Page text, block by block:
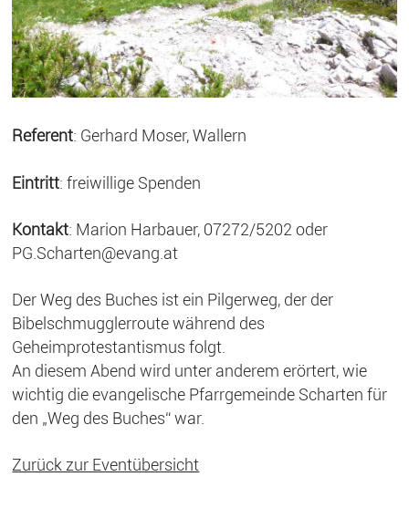
Referent: Gerhard Moser, Wallern
Eintritt: freiwillige Spenden
Kontakt: Marion Harbauer, 07272/5202 oder
PG.Scharten@evang.at
Der Weg des Buches ist ein Pilgerweg, der der
Bibelschmugglerroute während des
Geheimprotestantismus folgt.
An diesem Abend wird unter anderem erörtert, wie
wichtig die evangelische Pfarrgemeinde Scharten für
den „Weg des Buches“ war.
Zurück zur Eventübersicht